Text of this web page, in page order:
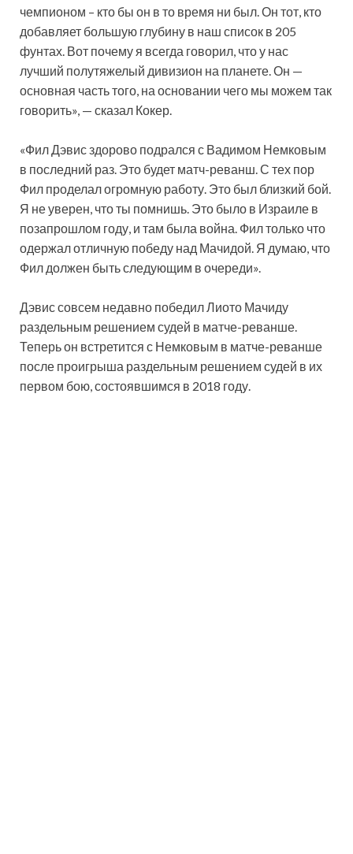
чемпионом – кто бы он в то время ни был. Он тот, кто
добавляет большую глубину в наш список в 205
фунтах. Вот почему я всегда говорил, что у нас
лучший полутяжелый дивизион на планете. Он —
основная часть того, на основании чего мы можем так
говорить», — сказал Кокер.
«Фил Дэвис здорово подрался с Вадимом Немковым
в последний раз. Это будет матч-реванш. С тех пор
Фил проделал огромную работу. Это был близкий бой.
Я не уверен, что ты помнишь. Это было в Израиле в
позапрошлом году, и там была война. Фил только что
одержал отличную победу над Мачидой. Я думаю, что
Фил должен быть следующим в очереди».
Дэвис совсем недавно победил Лиото Мачиду
раздельным решением судей в матче-реванше.
Теперь он встретится с Немковым в матче-реванше
после проигрыша раздельным решением судей в их
первом бою, состоявшимся в 2018 году.